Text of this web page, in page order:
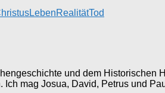
LebenRealitätTod
und dem Historischen
mag Josua, David, Petrus und